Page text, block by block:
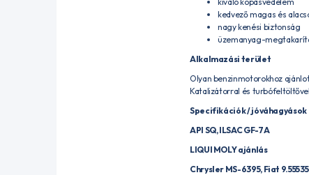
kedvező magas és
nagy kenési biztonság
üzemanyag-
Alkalmazási terület
Olyan benzinmotorokhoz
Katalizátorral és
Specifikációk / jóváhagyások
API SQ, ILSAC GF-7A
LIQUI MOLY ajánlás
Chrysler MS-6395, Fiat